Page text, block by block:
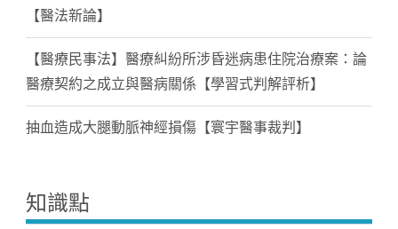
【醫法新論】
【醫療民事法】醫療糾紛所涉昏迷病患住院治療案：論
醫療契約之成立與醫病關係【學習式判解評析】
抽血造成大腿動脈神經損傷【寰宇醫事裁判】
知識點